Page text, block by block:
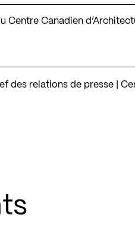
Centre Canadien
des relations de presse |